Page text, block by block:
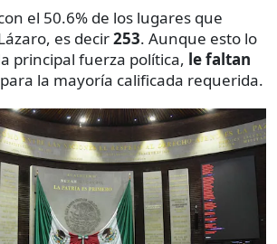
el 50.6% de los lugares que
es decir253. Aunque esto lo
principal fuerza política, le faltan
para la mayoría calificada requerida.